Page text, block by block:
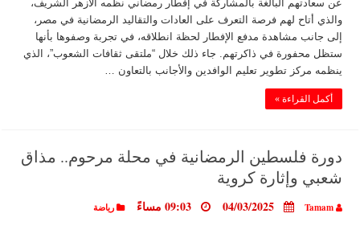
عن سعادتهم البالغة بالمشاركة في إفطار رمضاني نظمه الأزهر الشريف،
والذي أتاح لهم فرصة التعرف على العادات والتقاليد الرمضانية في مصر،
إلى جانب مشاهدة مدفع الإفطار لحظة انطلاقه، في تجربة وصفوها بأنها
ستظل محفورة في ذاكرتهم. جاء ذلك خلال “ملتقى ثقافات الشعوب”، الذي
ينظمه مركز تطوير تعليم الوافدين والأجانب بالتعاون …
أكمل القراءة »
دورة فلسطين الرمضانية في محلة مرحوم.. مذاق
شعبي وإثارة كروية
Tamam
04/03/2025 09:03 مساءً رياضة